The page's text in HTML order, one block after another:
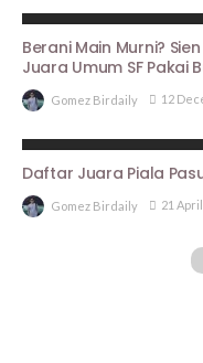
Berani Main Murni?
Juara Umum SF Pakai
Gomez Birdaily 12
Daftar Juara Piala
Gomez Birdaily 21